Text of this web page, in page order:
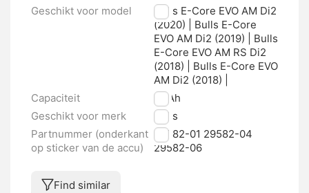
Geschikt voor model
Bulls E-Core EVO AM Di2
(2020) | Bulls E-Core
EVO AM Di2 (2019) | Bulls
E-Core EVO AM RS Di2
(2018) | Bulls E-Core EVO
AM Di2 (2018) |
Capaciteit
10 Ah
Geschikt voor merk
Bulls
Partnummer (onderkant
op sticker van de accu)
29582-01 29582-04
29582-06
Find similar